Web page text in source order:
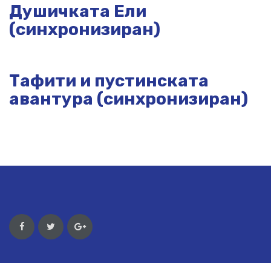
Душичката Ели
(синхронизиран)
Тафити и пустинската
авантура (синхронизиран)